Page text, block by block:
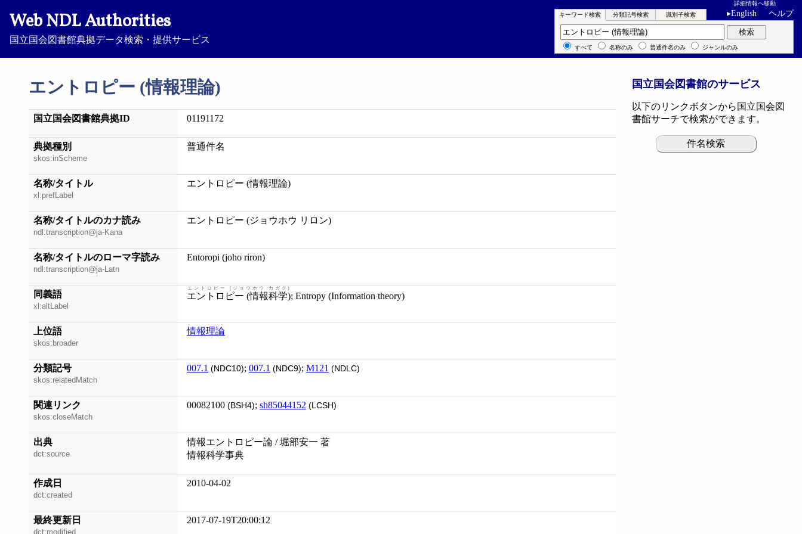
Web NDL Authorities
国立国会図書館典拠データ検索・提供サービス
詳細情報へ移動
▸English ヘルプ
エントロピー (情報理論)
キーワード検索 分類記号検索 識別子検索
キーワード検索 検索
すべて 名称のみ 普通件名のみ ジャンルのみ
国立国会図書館典拠ID 01191172
典拠種別
skos:inScheme
普通件名
名称/タイトル
xl:prefLabel
エントロピー (情報理論)
名称/タイトルのカナ読み
ndl:transcription@ja-Kana
エントロピー (ジョウホウ リロン)
名称/タイトルのローマ字読み
ndl:transcription@ja-Latn
Entoropi (joho riron)
同義語
xl:altLabel
エントロピー (情報科学)
エントロピー (ジョウホウ カガク)
; Entropy (Information theory)
上位語
skos:broader
情報理論
分類記号
skos:relatedMatch
007.1 (NDC10); 007.1 (NDC9); M121 (NDLC)
関連リンク
skos:closeMatch
00082100 (BSH4); sh85044152 (LCSH)
出典
dct:source
情報エントロピー論 / 堀部安一 著
情報科学事典
作成日
dct:created
2010-04-02
最終更新日
dct:modified
2017-07-19T20:00:12
国立国会図書館のサービス
以下のリンクボタンから国立国会図
書館サーチで検索ができます。
件名検索